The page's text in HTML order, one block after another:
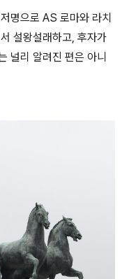
명으로 AS 로마와 라치
설왕설래하고, 후자가
널리 알려진 편은 아니